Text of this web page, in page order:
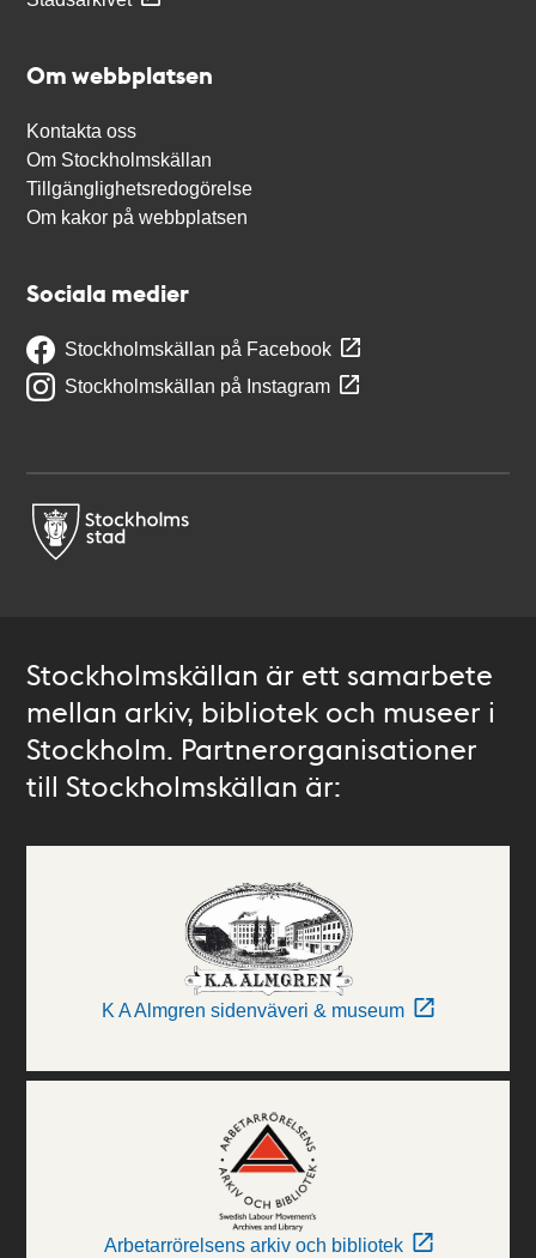
Om webbplatsen
Kontakta oss
Om Stockholmskällan
Tillgänglighetsredogörelse
Om kakor på webbplatsen
Sociala medier
Stockholmskällan på Facebook
Stockholmskällan på Instagram
Stockholmskällan är ett samarbete
mellan arkiv, bibliotek och museer i
Stockholm. Partnerorganisationer
till Stockholmskällan är:
K A Almgren sidenväveri & museum
Arbetarrörelsens arkiv och bibliotek